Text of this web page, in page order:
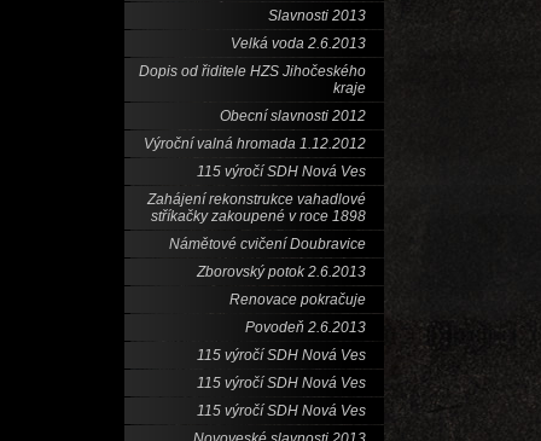
Slavnosti 2013
Velká voda 2.6.2013
Dopis od řiditele HZS Jihočeského
kraje
Obecní slavnosti 2012
Výroční valná hromada 1.12.2012
115 výročí SDH Nová Ves
Zahájení rekonstrukce vahadlové
stříkačky zakoupené v roce 1898
Námětové cvičení Doubravice
Zborovský potok 2.6.2013
Renovace pokračuje
Povodeň 2.6.2013
115 výročí SDH Nová Ves
115 výročí SDH Nová Ves
115 výročí SDH Nová Ves